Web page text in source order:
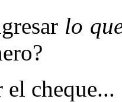
lo
el cheque...